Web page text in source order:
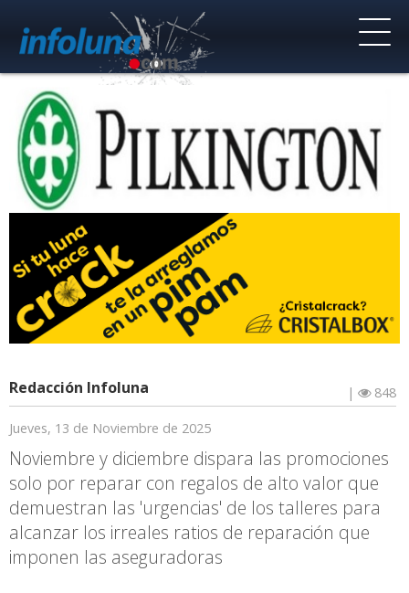
Redacción Infoluna | 848
Jueves, 13 de Noviembre de 2025
Noviembre y diciembre dispara las promociones
solo por reparar con regalos de alto valor que
demuestran las 'urgencias' de los talleres para
alcanzar los irreales ratios de reparación que
imponen las aseguradoras